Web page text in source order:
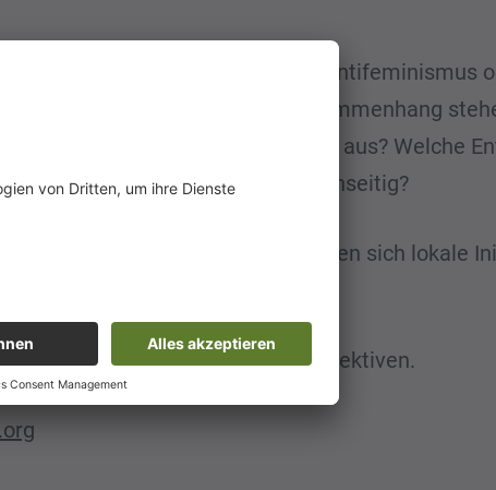
Sicherheit & Kriminalität, Antifeminismus
und Debatten in Zusammenhang
Angst, Wut oder Hoffnung in uns aus? Welche
Und wie stärken wir uns gegenseitig?
Hierbei stellen sich lokale
uns auf weitere wertvolle Perspektiven.